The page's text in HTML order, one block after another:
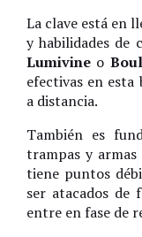
La clave está en
y habilidades de
Lumivineo
efectivas en
a distancia.
También es
trampas y
tiene puntos
ser atacados de
entre en fase de